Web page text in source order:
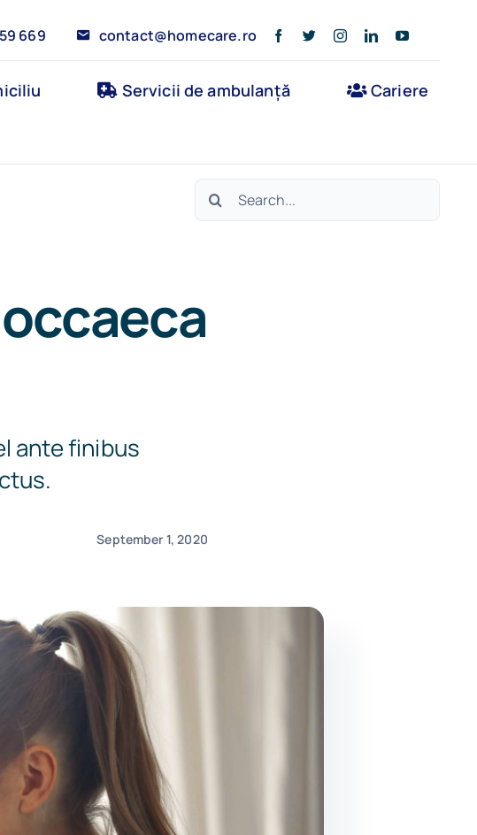
669 contact@homecare.ro
Servicii de ambulanță
Cariere
Search
ante finibus
September 1, 2020